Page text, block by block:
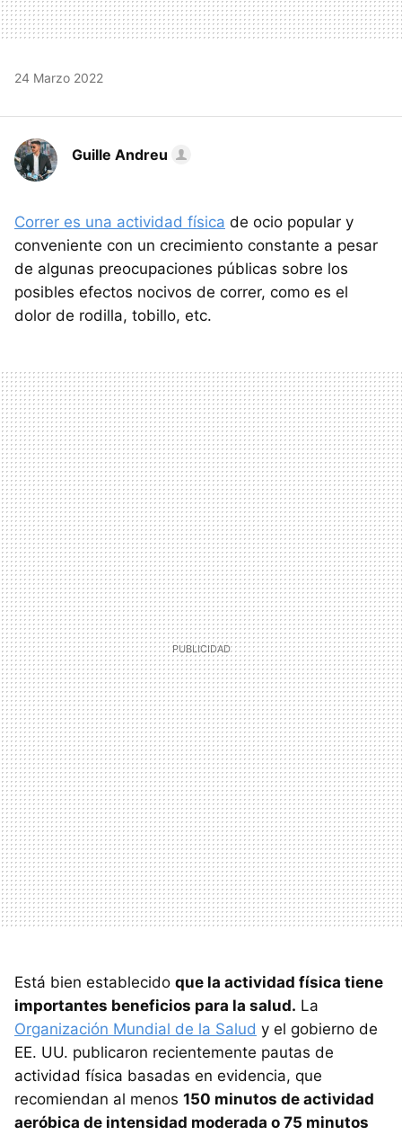
24 Marzo 2022
Guille Andreu
Correr es una actividad física de ocio popular y
conveniente con un crecimiento constante a pesar
de algunas preocupaciones públicas sobre los
posibles efectos nocivos de correr, como es el
dolor de rodilla, tobillo, etc.
Está bien establecido que la actividad física tiene
importantes beneficios para la salud. La
Organización Mundial de la Salud y el gobierno de
EE. UU. publicaron recientemente pautas de
actividad física basadas en evidencia, que
recomiendan al menos 150 minutos de actividad
aeróbica de intensidad moderada o 75 minutos